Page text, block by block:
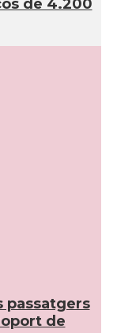
de 4.200
passatgers
de